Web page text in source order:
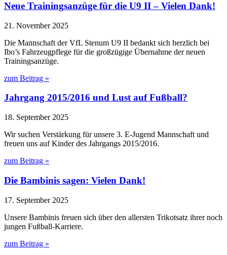
Neue Trainingsanzüge für die U9 II – Vielen Dank!
21. November 2025
Die Mannschaft der VfL Stenum U9 II bedankt sich herzlich bei
Ibo’s Fahrzeugpflege für die großzügige Übernahme der neuen
Trainingsanzüge.
zum Beitrag »
Jahrgang 2015/2016 und Lust auf Fußball?
18. September 2025
Wir suchen Verstärkung für unsere 3. E-Jugend Mannschaft und
freuen uns auf Kinder des Jahrgangs 2015/2016.
zum Beitrag »
Die Bambinis sagen: Vielen Dank!
17. September 2025
Unsere Bambinis freuen sich über den allersten Trikotsatz ihrer noch
jungen Fußball-Karriere.
zum Beitrag »